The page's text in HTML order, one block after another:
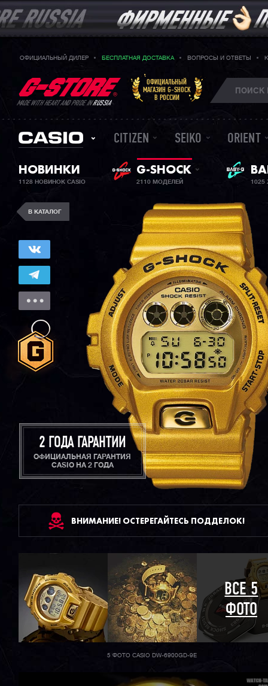
ОФИЦИАЛЬНЫЙ ДИЛЕР БЕСПЛАТНАЯ ДОСТАВКА ВОПРОСЫ И ОТВЕТЫ
MADE WITH HEART AND PRIDE INRUSSIA
ОФИЦИАЛЬНЫЙ
МАГАЗИН G-SHOCK
В РОССИИ
CITIZEN SEIKO ORIENT
НОВИНКИ
1128 НОВИНОК CASIO
G-SHOCK
2110 МОДЕЛЕЙ
В КАТАЛОГ
2 ГОДА ГАРАНТИИ
ОФИЦИАЛЬНАЯ ГАРАНТИЯ
CASIO НА 2 ГОДА
ВНИМАНИЕ! ОСТЕРЕГАЙТЕСЬ ПОДДЕЛОК!
ВСЕ 5
ФОТО
5 ФОТО CASIO DW-6900GD-9E